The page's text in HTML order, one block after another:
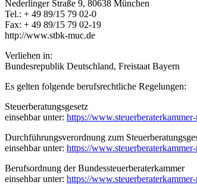
Nederlinger Straße 9, 80638 München
Tel.: + 49 89/15 79 02-0
Fax: + 49 89/15 79 02-19
http://www.stbk-muc.de
Verliehen in:
Bundesrepublik Deutschland, Freistaat Bayern
Es gelten folgende berufsrechtliche Regelungen:
Steuerberatungsgesetz
einsehbar unter: https://
Durchführungsverordnung zum
einsehbar unter: https://
Berufsordnung der Bundessteuerberaterkammer
einsehbar unter: https://